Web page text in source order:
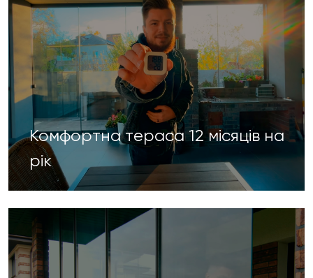
Комфортна тераса 12 місяців на
рік